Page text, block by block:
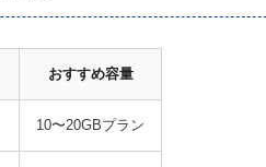
おすすめ容量
10〜20GBプラン